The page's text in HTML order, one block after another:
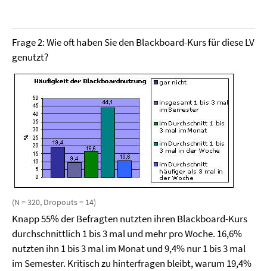
Frage 2: Wie oft haben Sie den Blackboard-Kurs für diese LV
genutzt?
(N = 320, Dropouts = 14)
Knapp 55% der Befragten nutzten ihren Blackboard-Kurs
durchschnittlich 1 bis 3 mal und mehr pro Woche. 16,6%
nutzten ihn 1 bis 3 mal im Monat und 9,4% nur 1 bis 3 mal
im Semester. Kritisch zu hinterfragen bleibt, warum 19,4%